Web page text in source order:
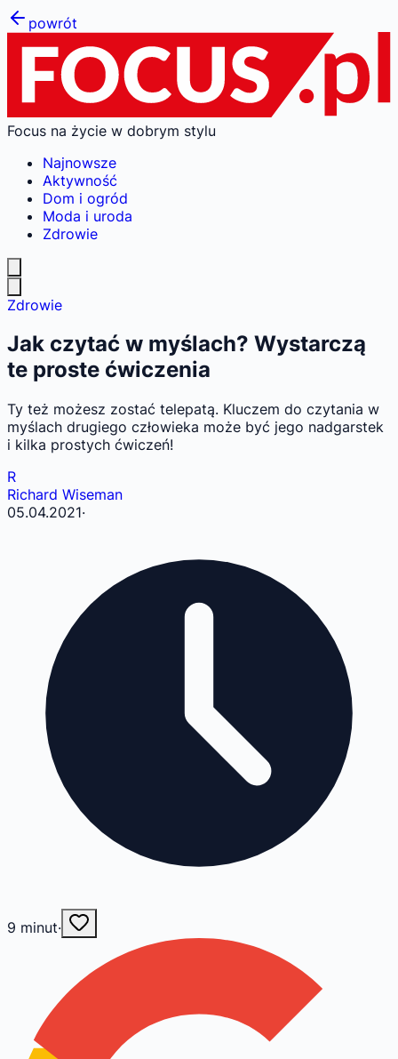
powrót
Focus na życie w dobrym stylu
Najnowsze
Aktywność
Dom i ogród
Moda i uroda
Zdrowie
Zdrowie
Jak czytać w myślach? Wystarczą
te proste ćwiczenia
Ty też możesz zostać telepatą. Kluczem do czytania w
myślach drugiego człowieka może być jego nadgarstek
i kilka prostych ćwiczeń!
R
Richard Wiseman
05.04.2021·
9 minut·